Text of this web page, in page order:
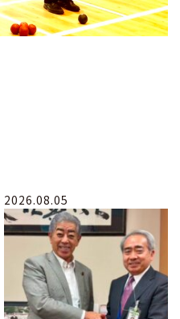
2026.08.05